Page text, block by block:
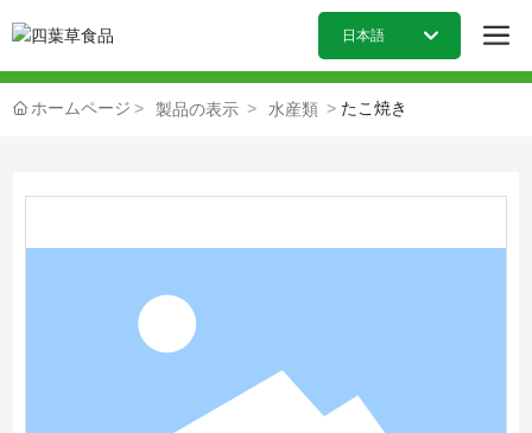
日本語
日本語
ホームページ 製品の表示 水産類 たこ焼き